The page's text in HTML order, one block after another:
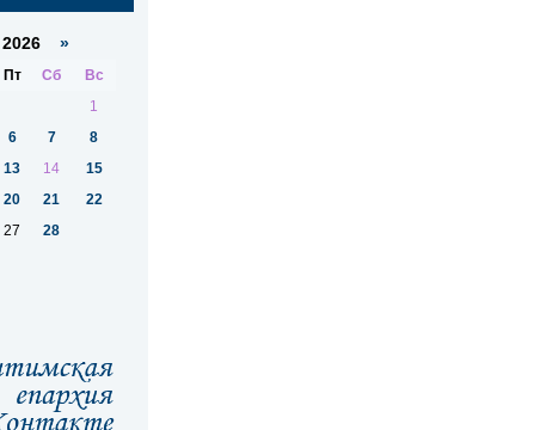
»
Пт Сб
Вс
1
6 7
8
13 14
15
20 21
22
27 28